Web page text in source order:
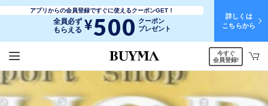
アプリからの会員登録ですぐに使えるクーポンGET！
全員必ず
もらえる ¥500 クーポン
プレゼント
詳しくは
こちらから
今すぐ
会員登録!